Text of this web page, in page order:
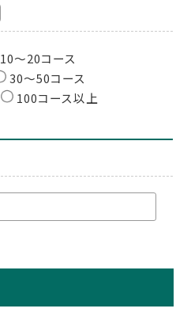
10〜20コース
30〜50コース
100コース以上